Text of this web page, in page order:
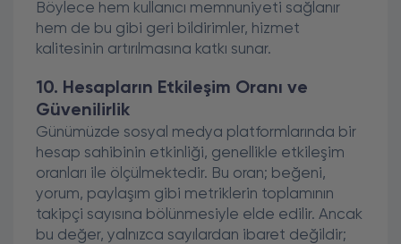
Böylece hem kullanıcı memnuniyeti sağlanır
hem de bu gibi geri bildirimler, hizmet
kalitesinin artırılmasına katkı sunar.
10. Hesapların Etkileşim Oranı ve
Güvenilirlik
Günümüzde sosyal medya platformlarında bir
hesap sahibinin etkinliği, genellikle etkileşim
oranları ile ölçülmektedir. Bu oran; beğeni,
yorum, paylaşım gibi metriklerin toplamının
takipçi sayısına bölünmesiyle elde edilir. Ancak
bu değer, yalnızca sayılardan ibaret değildir;